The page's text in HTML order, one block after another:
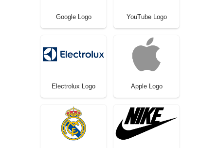
Google Logo YouTube Logo
Electrolux Logo Apple Logo